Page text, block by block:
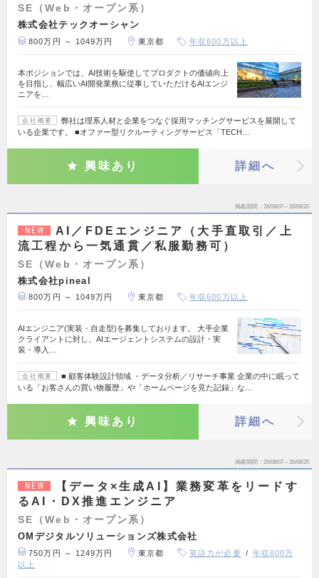
SE（Web・オープン系）
株式会社テックオーシャン
800万円 ～ 1049万円 東京都 年収600万以上
本ポジションでは、AI技術を駆使してプロダクトの価値向上
を目指し、幅広いAI開発業務に従事していただけるAIエンジ
ニアを…
会社概要
弊社は理系人材と企業をつなぐ採用マッチングサービスを展開して
いる企業です。 ■オファー型リクルーティングサービス「TECH…
興味あり 詳細へ
掲載期間 26/08/07～26/08/20
NEW
AI／FDEエンジニア（大手直取引／上
流工程から一気通貫／私服勤務可）
SE（Web・オープン系）
株式会社pineal
800万円 ～ 1049万円 東京都 年収600万以上
AIエンジニア(実装・自走型)を募集しております。 大手企業
クライアントに対し、AIエージェントシステムの設計・実
装・導入…
会社概要
■ 顧客体験設計領域 ・データ分析／リサーチ事業 企業の中に眠って
いる「お客さんの買い物履歴」や「ホームページを見た記録」な…
興味あり 詳細へ
掲載期間 26/08/07～26/08/20
NEW
【データ×生成AI】業務変革をリードす
るAI・DX推進エンジニア
SE（Web・オープン系）
OMデジタルソリューションズ株式会社
750万円 ～ 1249万円 東京都 英語力が必要
年収600万
以上